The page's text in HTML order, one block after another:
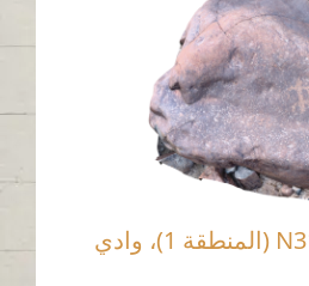
النقش الصخري N31 (المنطقة 1)، وادي